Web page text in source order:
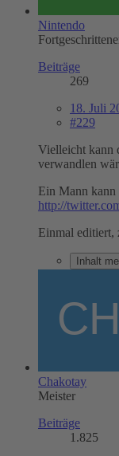
Nintendo
Beiträge
269
18. Juli
#229
Vielleicht kann
verwandlen
Ein Mann kann
http://
Einmal editiert,
Inhalt
Chakotay
Meister
Beiträge
1.825